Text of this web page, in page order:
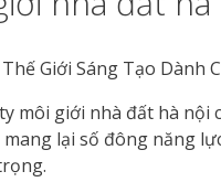
môi giới nhà đất hà
lại số đông năng